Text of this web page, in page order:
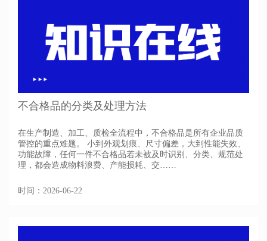
不合格品的分类及处理方法
在生产制造、加工、质检全流程中，不合格品是所有企业品质
管控的重点难题。 小到外观划痕、尺寸偏差，大到性能失效、
功能故障，任何一件不合格品若未被及时识别、分类、规范处
理，都会造成物料浪费、产能损耗、交……
时间：2026-06-22